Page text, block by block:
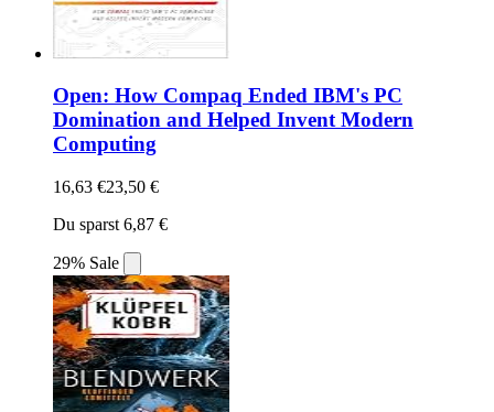
Open: How Compaq Ended IBM's PC
Domination and Helped Invent Modern
Computing
16,63 €23,50 €
Du sparst 6,87 €
29% Sale